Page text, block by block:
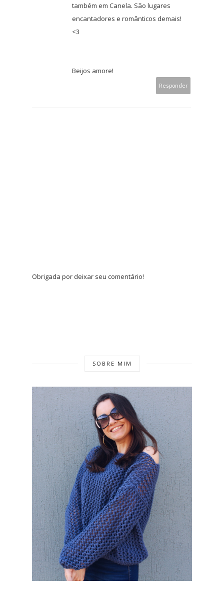
também em Canela. São lugares
encantadores e românticos demais!
<3
Beijos amore!
Responder
Obrigada por deixar seu comentário!
SOBRE MIM